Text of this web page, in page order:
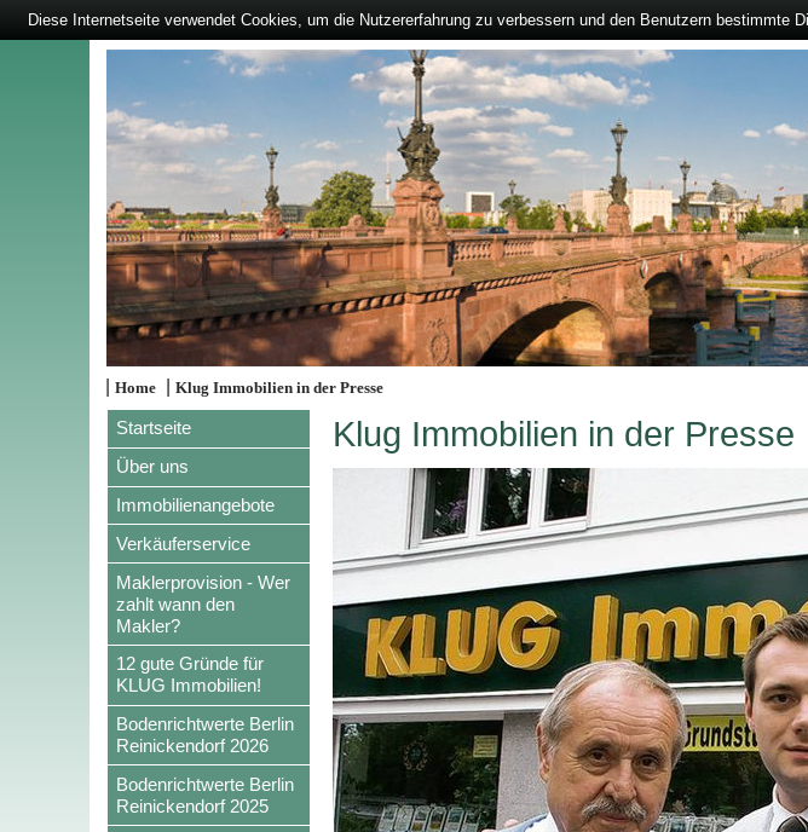
|Home |Klug Immobilien in der Presse
Startseite
Über uns
Immobilienangebote
Verkäuferservice
Maklerprovision - Wer
zahlt wann den
Makler?
12 gute Gründe für
KLUG Immobilien!
Bodenrichtwerte Berlin
Reinickendorf 2026
Bodenrichtwerte Berlin
Reinickendorf 2025
Klug Immobilien in der Presse
Diese Internetseite verwendet Cookies, um die Nutzererfahrung zu verbessern und den Benutzern bestimmte